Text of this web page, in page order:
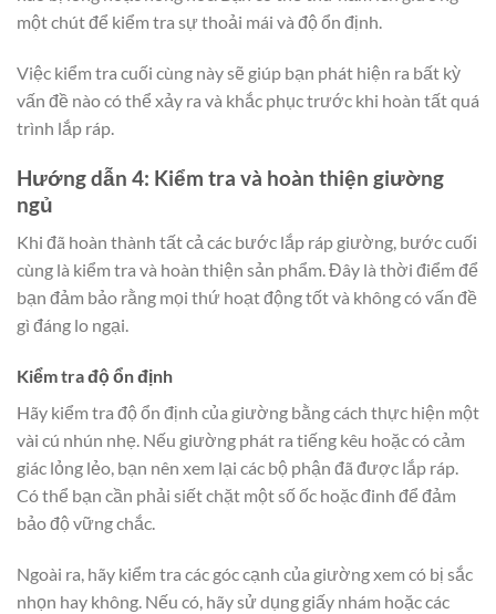
một chút để kiểm tra sự thoải mái và độ ổn định.
Việc kiểm tra cuối cùng này sẽ giúp bạn phát hiện ra bất kỳ
vấn đề nào có thể xảy ra và khắc phục trước khi hoàn tất quá
trình lắp ráp.
Hướng dẫn 4: Kiểm tra và hoàn thiện giường
ngủ
Khi đã hoàn thành tất cả các bước lắp ráp giường, bước cuối
cùng là kiểm tra và hoàn thiện sản phẩm. Đây là thời điểm để
bạn đảm bảo rằng mọi thứ hoạt động tốt và không có vấn đề
gì đáng lo ngại.
Kiểm tra độ ổn định
Hãy kiểm tra độ ổn định của giường bằng cách thực hiện một
vài cú nhún nhẹ. Nếu giường phát ra tiếng kêu hoặc có cảm
giác lỏng lẻo, bạn nên xem lại các bộ phận đã được lắp ráp.
Có thể bạn cần phải siết chặt một số ốc hoặc đinh để đảm
bảo độ vững chắc.
Ngoài ra, hãy kiểm tra các góc cạnh của giường xem có bị sắc
nhọn hay không. Nếu có, hãy sử dụng giấy nhám hoặc các